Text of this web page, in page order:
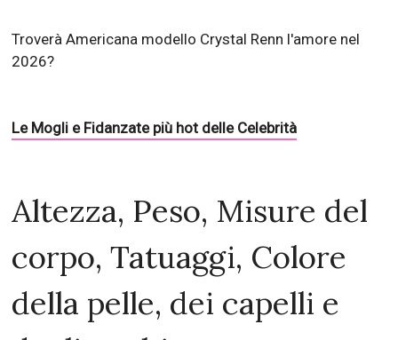
Troverà Americana modello Crystal Renn l'amore nel
2026?
Le Mogli e Fidanzate più hot delle Celebrità
Altezza, Peso, Misure del
corpo, Tatuaggi, Colore
della pelle, dei capelli e